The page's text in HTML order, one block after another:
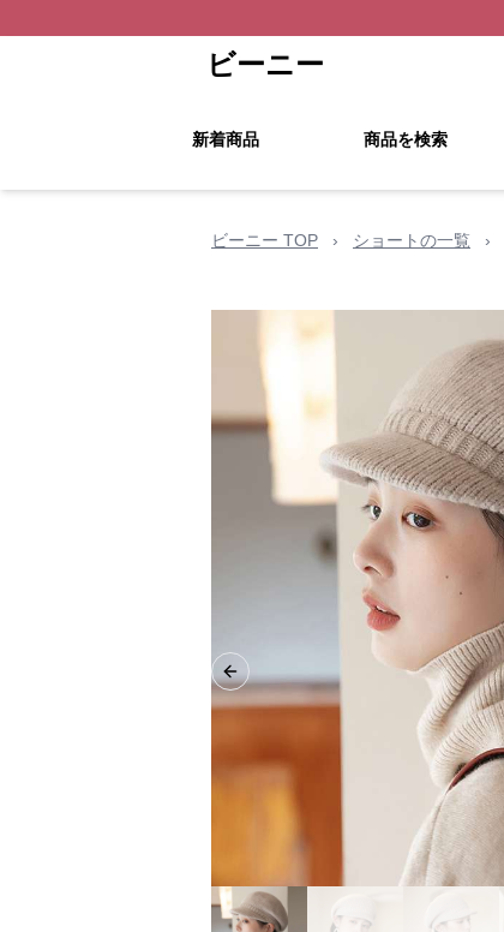
ビーニー
新着商品 商品を検索
ビーニー TOP › ショートの一覧 ›
Previous slide